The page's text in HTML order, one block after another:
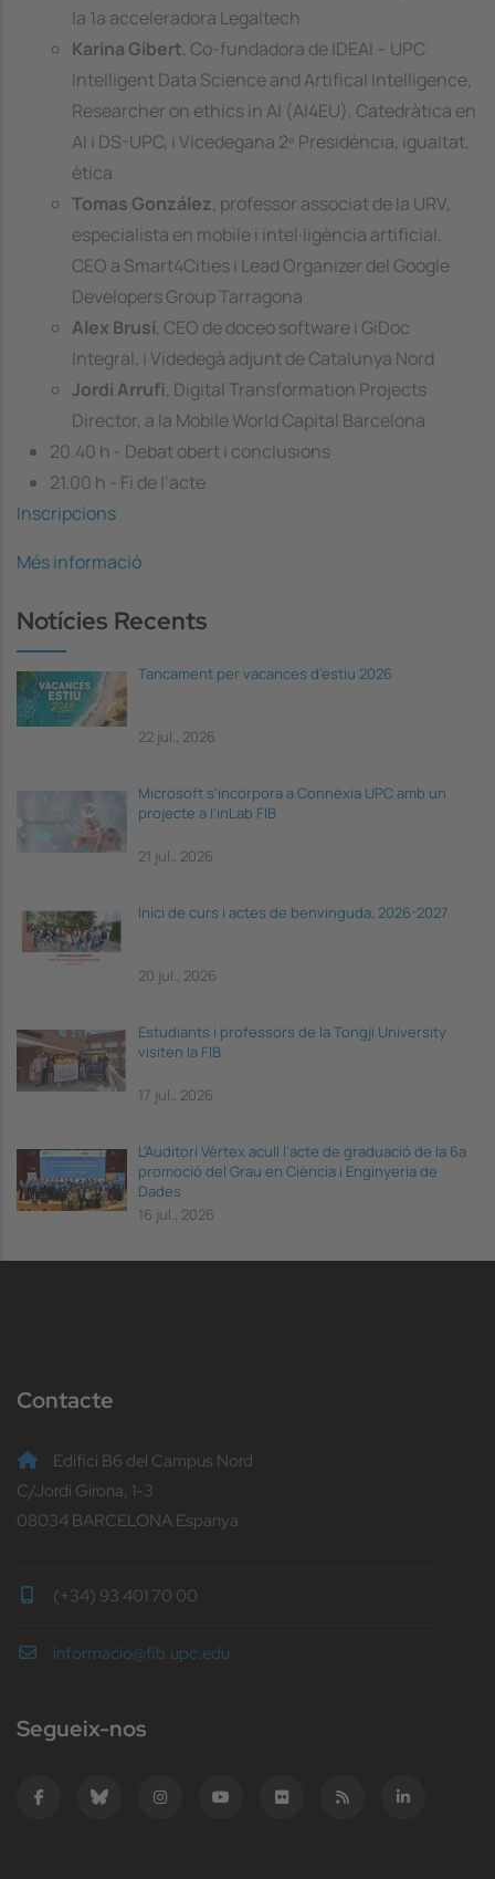
la 1a acceleradora Legaltech
Karina Gibert, Co-fundadora de IDEAI – UPC
Intelligent Data Science and Artifical Intelligence,
Researcher on ethics in AI (AI4EU), Catedràtica en
AI i DS-UPC, i Vicedegana 2º Presidència, igualtat,
ètica
Tomas González, professor associat de la URV,
especialista en mobile i intel·ligència artificial.
CEO a Smart4Cities i Lead Organizer del Google
Developers Group Tarragona
Alex Brusi, CEO de doceo software i GiDoc
Integral, i Videdegà adjunt de Catalunya Nord
Jordi Arrufi, Digital Transformation Projects
Director, a la Mobile World Capital Barcelona
20.40 h - Debat obert i conclusions
21.00 h - Fi de l’acte
Inscripcions
Més informació
Notícies Recents
Tancament per vacances d'estiu 2026
22 jul., 2026
Microsoft s'incorpora a Connèxia UPC amb un
projecte a l'inLab FIB
21 jul., 2026
Inici de curs i actes de benvinguda, 2026-2027
20 jul., 2026
Estudiants i professors de la Tongji University
visiten la FIB
17 jul., 2026
L’Auditori Vèrtex acull l’acte de graduació de la 6a
promoció del Grau en Ciència i Enginyeria de
Dades
16 jul., 2026
Contacte
Edifici B6 del Campus Nord
C/Jordi Girona, 1-3
08034 BARCELONA Espanya
(+34) 93 401 70 00
informacio@fib.upc.edu
Segueix-nos